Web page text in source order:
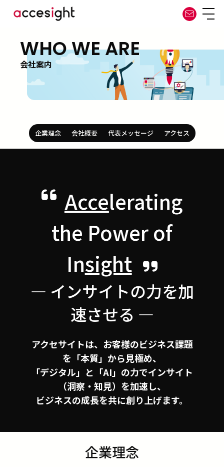
WHO WE ARE
会社案内
企業理念 会社概要 代表メッセージ アクセス
Accelerating
the Power of
Insight
― インサイトの力を加
速させる ―
アクセサイトは、お客様のビジネス課題
を「本質」から見極め、
「デジタル」と「AI」の力でインサイト
（洞察・知見）を加速し、
ビジネスの成長を共に創り上げます。
企業理念